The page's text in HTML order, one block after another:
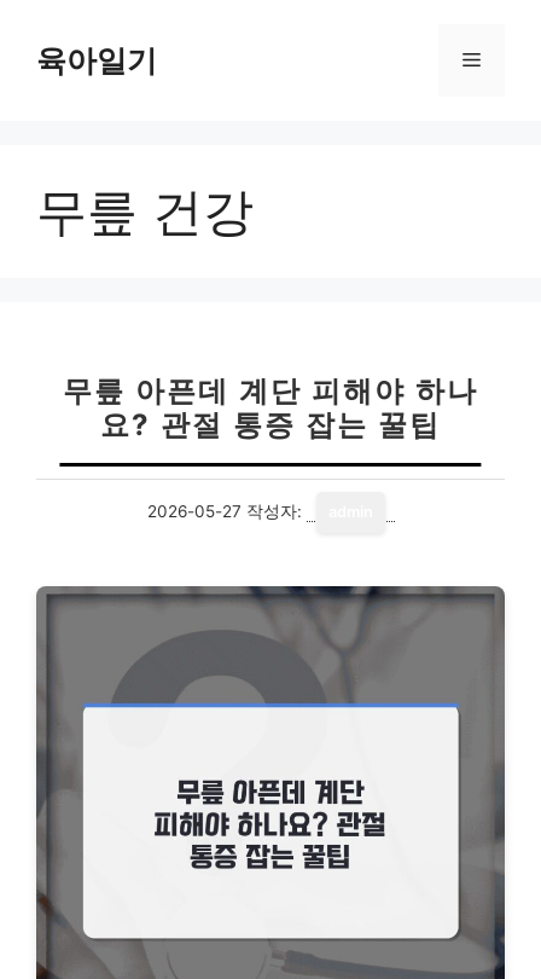
육아일기 메
무릎 건강
무릎 아픈데 계단 피해야 하나
요? 관절 통증 잡는 꿀팁
2026-05-27 작성자: